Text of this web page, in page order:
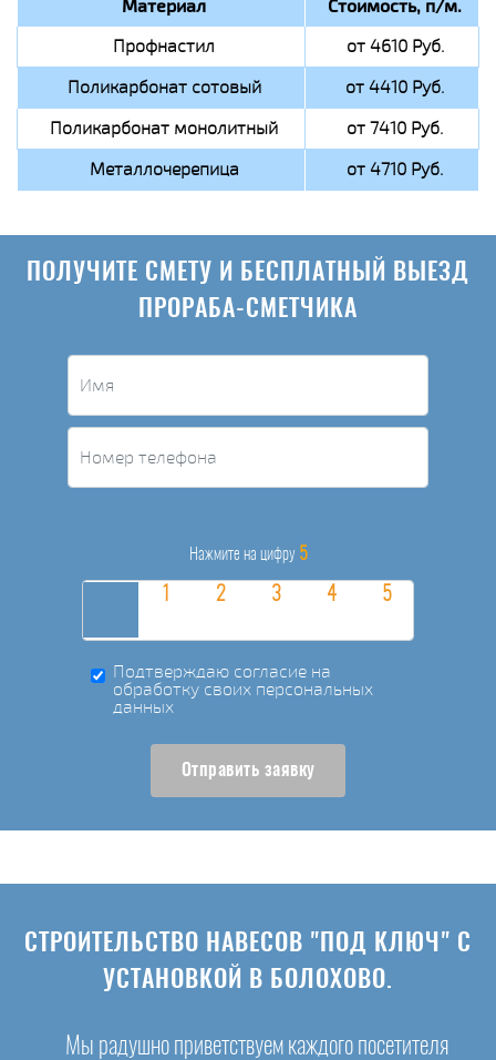
Материал Стоимость, п/м.
Профнастил
от 4610 Руб.
Поликарбонат сотовый
от 4410 Руб.
Поликарбонат монолитный
от 7410 Руб.
Металлочерепица
от 4710 Руб.
ПОЛУЧИТЕ СМЕТУ И БЕСПЛАТНЫЙ ВЫЕЗД
ПРОРАБА-СМЕТЧИКА
Нажмите на цифру 5
Подтверждаю согласие на
обработку своих персональных
данных
Отправить заявку
СТРОИТЕЛЬСТВО НАВЕСОВ "ПОД КЛЮЧ" С
УСТАНОВКОЙ В БОЛОХОВО.
Мы радушно приветствуем каждого посетителя